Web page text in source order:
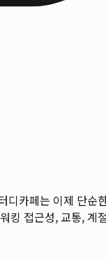
카페는 이제 단순
킹 접근성, 교통, 계